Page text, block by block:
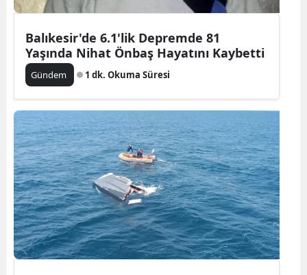
Balıkesir'de 6.1'lik Depremde 81
Yaşında Nihat Önbaş Hayatını Kaybetti
Gündem 1 dk. Okuma Süresi